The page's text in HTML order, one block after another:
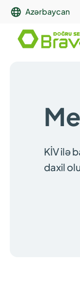
Azərbaycan
KİV ilə
daxil